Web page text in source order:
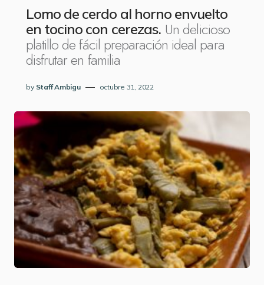
Lomo de cerdo al horno envuelto
en tocino con cerezas. Un delicioso
platillo de fácil preparación ideal para
disfrutar en familia
by Staff Ambigu octubre 31, 2022